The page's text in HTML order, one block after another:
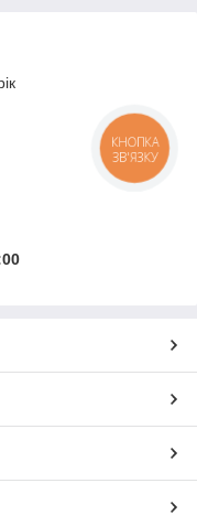
КНОПКА
ЗВ'ЯЗКУ